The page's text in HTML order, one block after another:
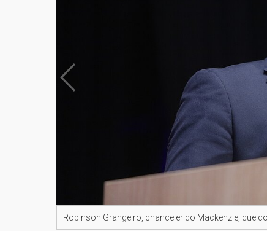
Robinson Grangeiro, chanceler do Mackenzie, que